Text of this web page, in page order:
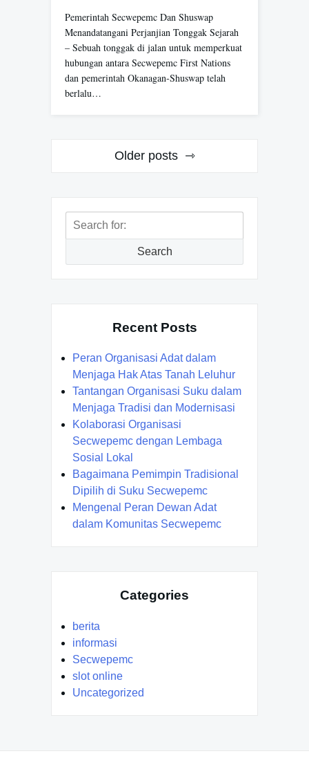
Pemerintah Secwepemc Dan Shuswap
Menandatangani Perjanjian Tonggak Sejarah
– Sebuah tonggak di jalan untuk memperkuat
hubungan antara Secwepemc First Nations
dan pemerintah Okanagan-Shuswap telah
berlalu…
Older posts
Search
Search
Recent Posts
Peran Organisasi Adat dalam
Menjaga Hak Atas Tanah Leluhur
Tantangan Organisasi Suku dalam
Menjaga Tradisi dan Modernisasi
Kolaborasi Organisasi
Secwepemc dengan Lembaga
Sosial Lokal
Bagaimana Pemimpin Tradisional
Dipilih di Suku Secwepemc
Mengenal Peran Dewan Adat
dalam Komunitas Secwepemc
Categories
berita
informasi
Secwepemc
slot online
Uncategorized